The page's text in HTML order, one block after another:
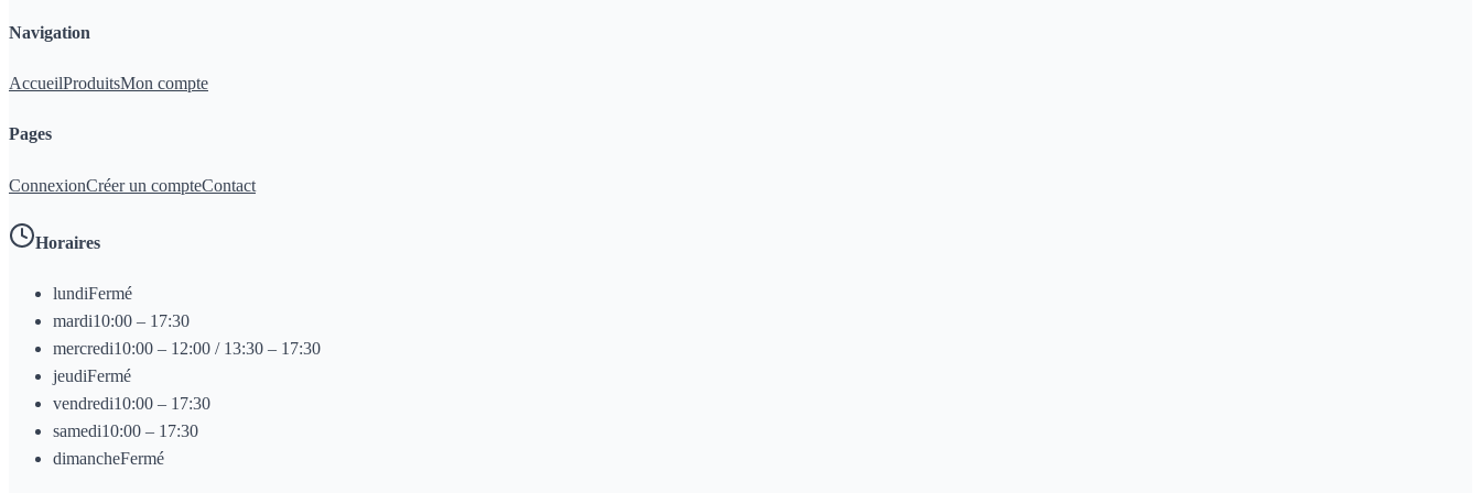
Navigation
AccueilProduitsMon compte
Pages
ConnexionCréer un compteContact
Horaires
lundiFermé
mardi10:00 – 17:30
mercredi10:00 – 12:00 / 13:30 – 17:30
jeudiFermé
vendredi10:00 – 17:30
samedi10:00 – 17:30
dimancheFermé